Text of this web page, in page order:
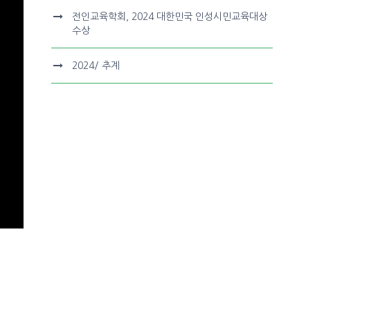
전인교육학회, 2024 대한민국 인성시민교육대상
수상
2024/ 추계